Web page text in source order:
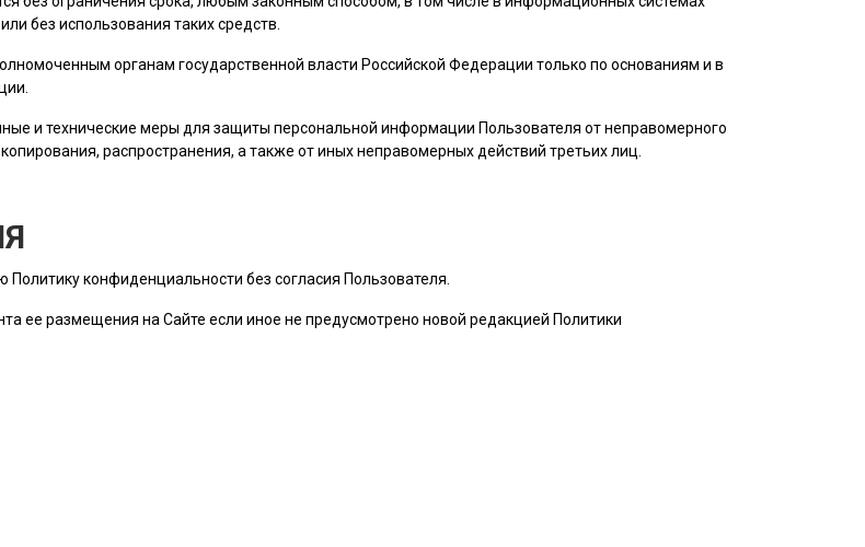
без использования таких средств.
органам государственной власти Российской Федерации только по основаниям и в
и технические меры для защиты персональной информации Пользователя от неправомерного
распространения, а также от иных неправомерных действий третьих лиц.
конфиденциальности без согласия Пользователя
ее размещения на Сайте если иное не предусмотрено новой редакцией Политики